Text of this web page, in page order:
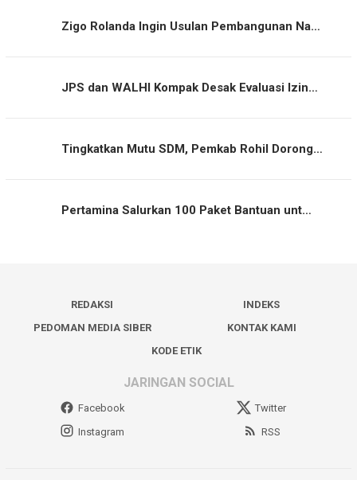
Zigo Rolanda Ingin Usulan Pembangunan Na…
JPS dan WALHI Kompak Desak Evaluasi Izin…
Tingkatkan Mutu SDM, Pemkab Rohil Dorong…
Pertamina Salurkan 100 Paket Bantuan unt…
REDAKSI
INDEKS
PEDOMAN MEDIA SIBER
KONTAK KAMI
KODE ETIK
JARINGAN SOCIAL
Facebook
Twitter
Instagram
RSS